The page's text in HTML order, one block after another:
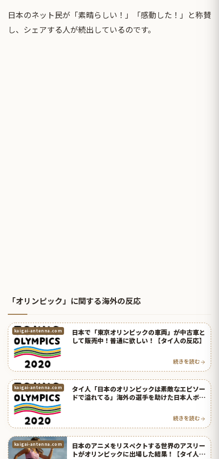
日本のネット民が「素晴らしい！」「感動した！」と称賛
し、シェアする人が続出しているのです。
「オリンピック」に関する海外の反応
kaigai-antenna.com
日本で「東京オリンピックの車両」が中古車と
して販売中！普通に欲しい！【タイ人の反応】
続きを読む
kaigai-antenna.com
タイ人「日本のオリンピックは素敵なエピソー
ドで溢れてる」海外の選手を助けた日本人ボラ
続きを読む
kaigai-antenna.com
日本のアニメをリスペクトする世界のアスリー
トがオリンピックに出場した結果！【タイ人の